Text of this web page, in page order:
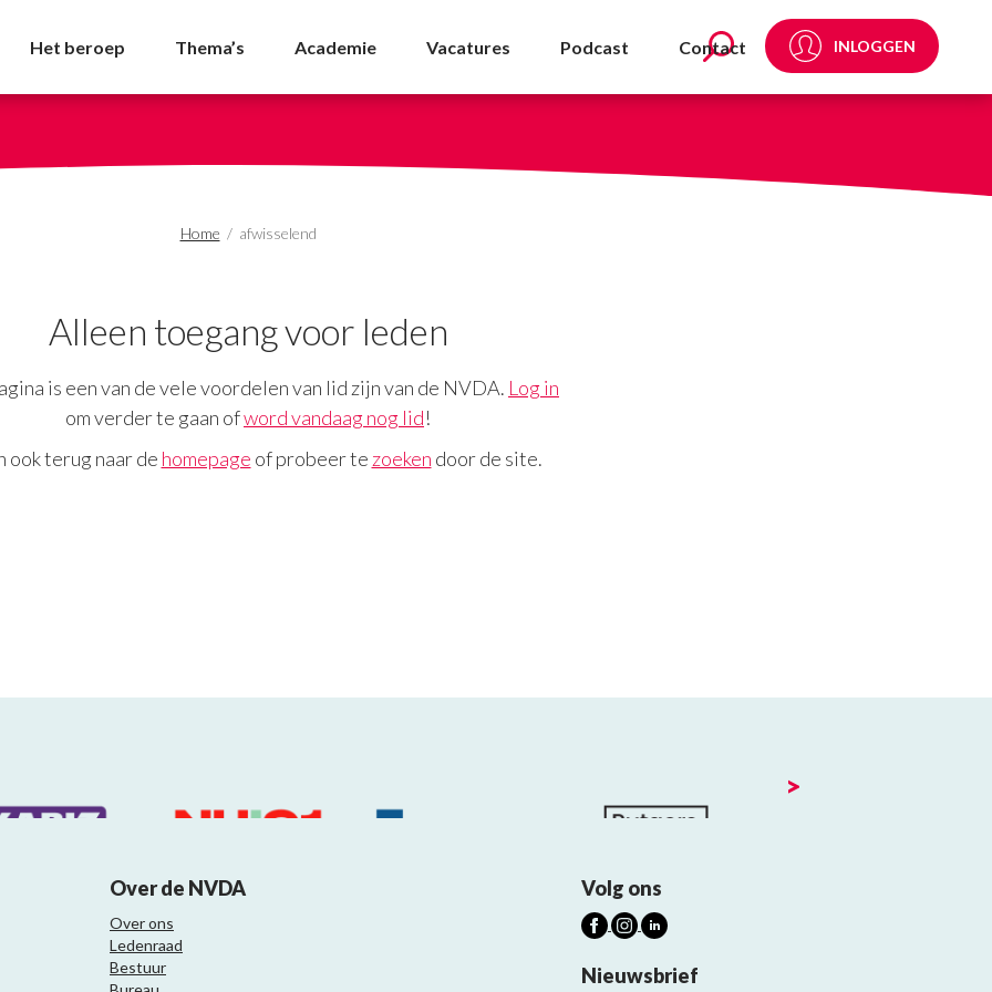
Het beroep Thema’s Academie Vacatures Podcast Contact INLOGGEN
Home / afwisselend
Alleen toegang voor leden
is een van de vele voordelen van lid zijn van de NVDA. Log in
om verder te gaan ofword vandaag nog lid!
ook terug naar de homepage of probeer te zoeken door de site.
>
Over de NVDA
Over ons
Ledenraad
Bestuur
Volg ons
Nieuwsbrief